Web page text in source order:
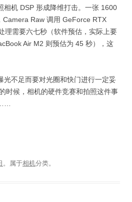
相机 DSP 形成降维打击。一张 1600
Camera Raw 调用 GeForce RTX
理需要六七秒（软件预估，实际上要
Air M2 则预估为 45 秒），这
光不足而要对光圈和快门进行一定妥
时候，相机的硬件竞赛和拍照这件事
。属于相机分类。